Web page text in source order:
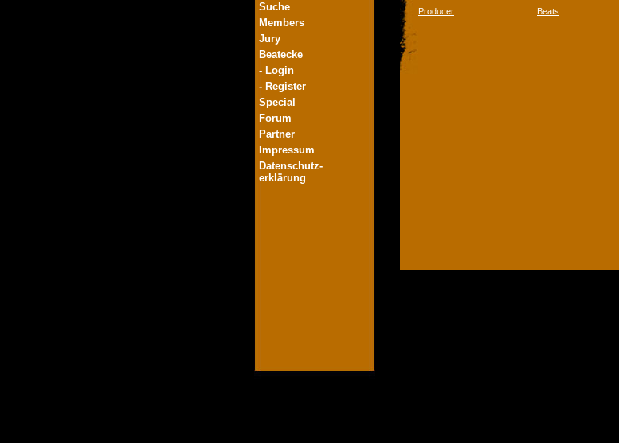
Suche
Members
Jury
Beatecke
- Login
- Register
Special
Forum
Partner
Impressum
Datenschutz-
erklärung
Producer
Beats